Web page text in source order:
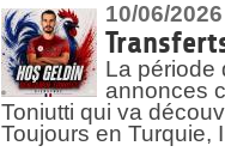
10/06/2026
La période
annonces
Toniutti qui va
Toujours en Turquie,